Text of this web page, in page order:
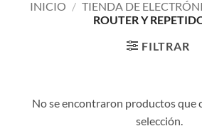
INICIO / TIENDA DE
ROUTER Y
FILTRAR
No se encontraron productos que
selección.